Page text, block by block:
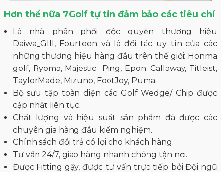
Hơn thể nữa 7Golf tự tin đảm bảo các tiêu chí
Là nhà phân phối độc quyền thương hiệu
Daiwa_GIII, Fourteen và là đối tác uy tín của các
những thương hiệu hàng đầu trên thế giới: Honma
golf, Ryoma, Majestic Ping, Epon, Callaway, Titleist,
TaylorMade, Mizuno, FootJoy, Puma.
Bộ sưu tập toàn diện các Golf Wedge/ Chip được
cập nhật liên tục.
Chất lượng và hiệu suất sản phẩm đã được các
chuyên gia hàng đầu kiểm nghiệm.
Chính sách đổi trả có lợi cho khách hàng.
Tư vấn 24/7, giao hàng nhanh chóng tận nơi.
Được Fitting gậy, được tư vấn trực tiếp bởi Đội ngũ